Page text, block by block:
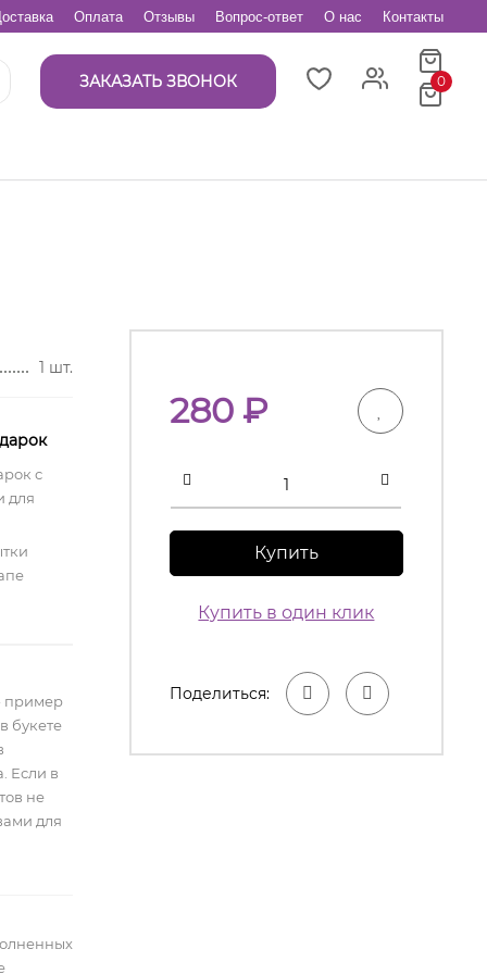
Оплата Отзывы Вопрос-ответ О нас Контакты
ЗАКАЗАТЬ ЗВОНОК 0
1 шт.
с
для
пример
букете
Если в
не
для
280₽
Купить
Купить в один клик
Поделиться: